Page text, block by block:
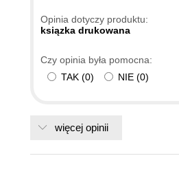
Opinia dotyczy produktu:
ksiązka drukowana
Czy opinia była pomocna:
TAK (0) NIE (0)
więcej opinii